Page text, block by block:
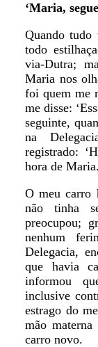
‘Maria,
Quando
todo
via-Dutra;
Maria nos
foi quem me
me disse:
seguinte,
na
registrado:
hora de Maria.
O meu carro
não tinha
preocupou;
nenhum
Delegacia,
que havia
informou
inclusive
estrago do
mão
carro novo.